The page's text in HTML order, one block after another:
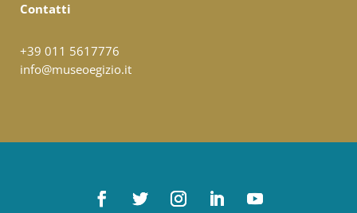
Contatti
+39 011 5617776
info@museoegizio.it